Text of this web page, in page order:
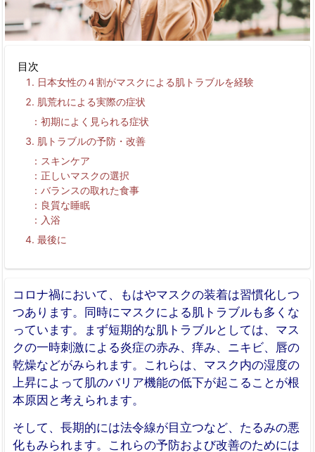
目次
日本女性の４割がマスクによる肌トラブルを経験
肌荒れによる実際の症状
初期によく見られる症状
肌トラブルの予防・改善
スキンケア
正しいマスクの選択
バランスの取れた食事
良質な睡眠
入浴
最後に
コロナ禍において、もはやマスクの装着は習慣化しつ
つあります。同時にマスクによる肌トラブルも多くな
っています。まず短期的な肌トラブルとしては、マス
クの一時刺激による炎症の赤み、痒み、ニキビ、唇の
乾燥などがみられます。これらは、マスク内の湿度の
上昇によって肌のバリア機能の低下が起こることが根
本原因と考えられます。
そして、長期的には法令線が目立つなど、たるみの悪
化もみられます。これらの予防および改善のためには